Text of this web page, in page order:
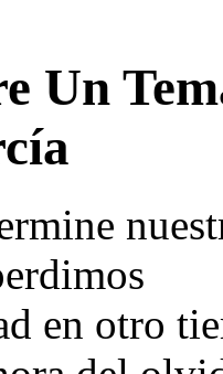
Un
en otro